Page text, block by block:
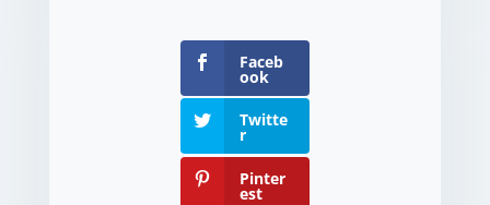
Faceb
ook
Twitte
r
Pinter
est